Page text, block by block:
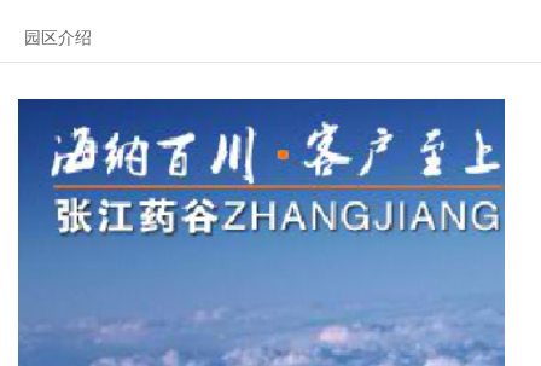
园区介绍